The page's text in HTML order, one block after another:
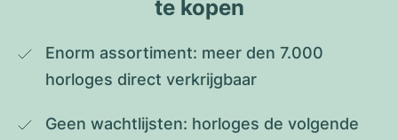
te kopen
Enorm assortiment: meer den 7.000
horloges direct verkrijgbaar
Geen wachtlijsten: horloges de volgende